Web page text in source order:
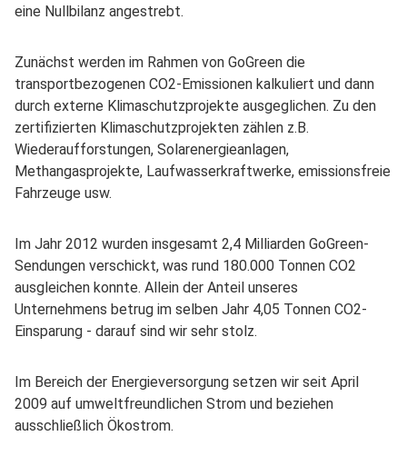
eine Nullbilanz angestrebt.
Zunächst werden im Rahmen von GoGreen die
transportbezogenen CO2-Emissionen kalkuliert und dann
durch externe Klimaschutzprojekte ausgeglichen. Zu den
zertifizierten Klimaschutzprojekten zählen z.B.
Wiederaufforstungen, Solarenergieanlagen,
Methangasprojekte, Laufwasserkraftwerke, emissionsfreie
Fahrzeuge usw.
Im Jahr 2012 wurden insgesamt 2,4 Milliarden GoGreen-
Sendungen verschickt, was rund 180.000 Tonnen CO2
ausgleichen konnte. Allein der Anteil unseres
Unternehmens betrug im selben Jahr 4,05 Tonnen CO2-
Einsparung - darauf sind wir sehr stolz.
Im Bereich der Energieversorgung setzen wir seit April
2009 auf umweltfreundlichen Strom und beziehen
ausschließlich Ökostrom.